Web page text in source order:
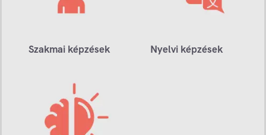
Szakmai képzések Nyelvi képzések